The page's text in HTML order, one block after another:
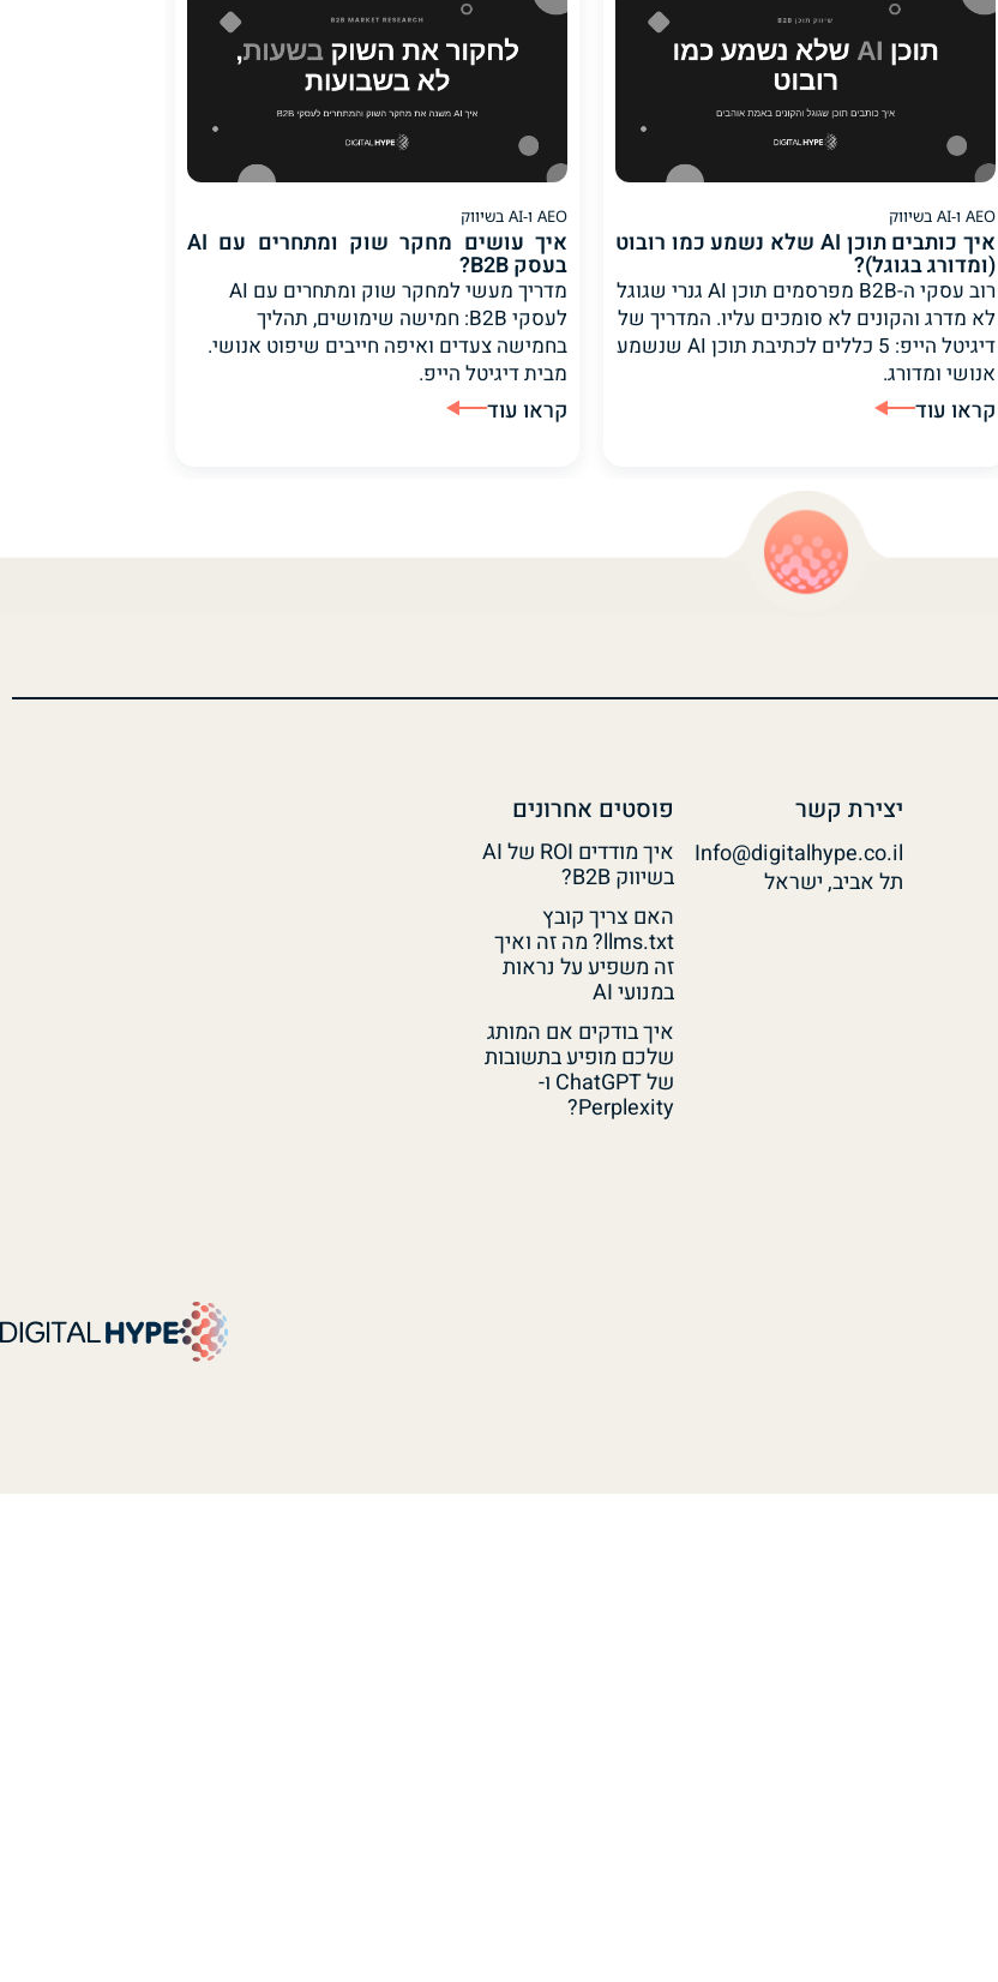
AEO ו-AI בשיווק
איך כותבים תוכן AI שלא נשמע כמו רובוט
(ומדורג בגוגל)?
רוב עסקי ה-B2B מפרסמים תוכן AI גנרי שגוגל
לא מדרג והקונים לא סומכים עליו. המדריך של
דיגיטל הייפ: 5 כללים לכתיבת תוכן AI שנשמע
אנושי ומדורג.
קראו עוד
AEO ו-AI בשיווק
איך עושים מחקר שוק ומתחרים עם AI
בעסק B2B?
מדריך מעשי למחקר שוק ומתחרים עם AI
לעסקי B2B: חמישה שימושים, תהליך
בחמישה צעדים ואיפה חייבים שיפוט אנושי.
מבית דיגיטל הייפ.
קראו עוד
יצירת קשר
Info@digitalhype.co.il
תל אביב, ישראל
פוסטים אחרונים
איך מודדים ROI של AI
בשיווק B2B?
האם צריך קובץ
llms.txt? מה זה ואיך
זה משפיע על נראות
במנועי AI
איך בודקים אם המותג
שלכם מופיע בתשובות
של ChatGPT ו-
Perplexity?